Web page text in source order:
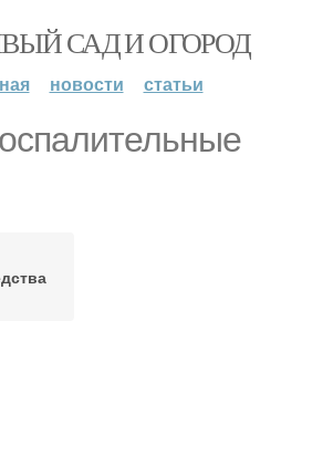
САД И ОГОРОД
новости статьи